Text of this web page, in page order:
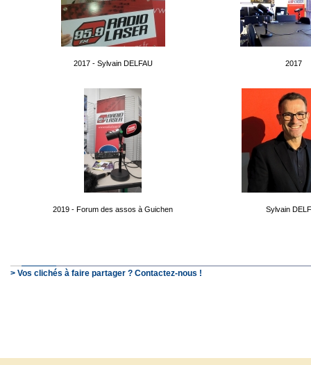
2017 - Sylvain DELFAU 2017
2019 - Forum des assos à Guichen Sylvain
> Vos clichés à faire partager ? Contactez-nous !